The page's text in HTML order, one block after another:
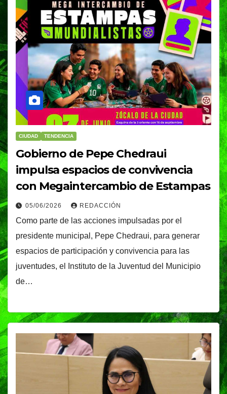
CIUDAD TENDENCIA
Gobierno de Pepe Chedraui
impulsa espacios de convivencia
con Megaintercambio de Estampas
05/06/2026 REDACCIÓN
Como parte de las acciones impulsadas por el
presidente municipal, Pepe Chedraui, para generar
espacios de participación y convivencia para las
juventudes, el Instituto de la Juventud del Municipio
de…